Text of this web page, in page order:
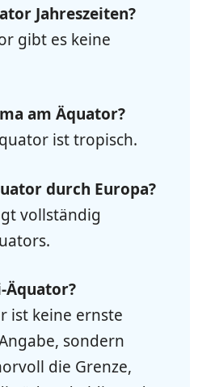
Jahreszeiten?
gibt es keine
am Äquator?
ist tropisch.
durch Europa?
vollständig
Äquator?
ist keine ernste
sondern
die Grenze,